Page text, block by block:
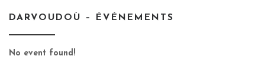
DARVOUDOÙ – ÉVÉNEMENTS
No event found!